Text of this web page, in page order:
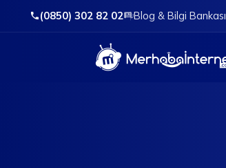
(0850) 302 82 02 Blog & Bilgi Bankası